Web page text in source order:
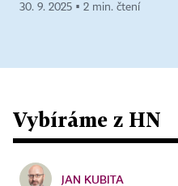
30. 9. 2025 ▪ 2 min. čtení
Vybíráme z HN
JAN KUBITA